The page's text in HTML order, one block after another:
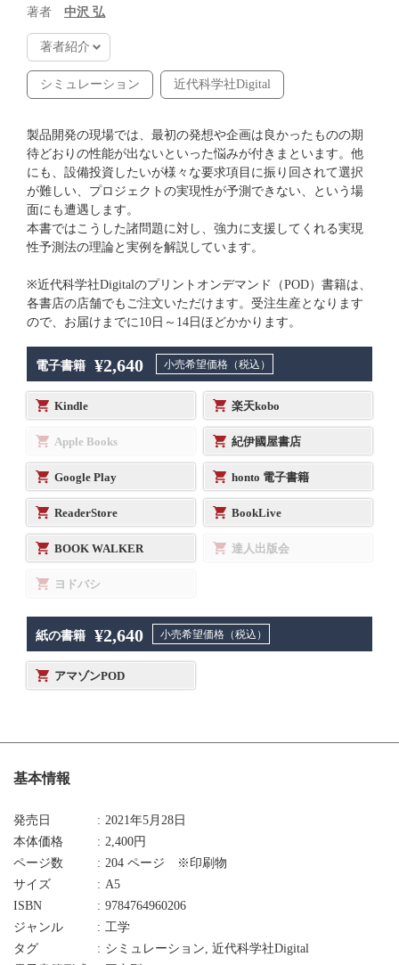
著者 中沢 弘
著者紹介
シミュレーション 近代科学社Digital
製品開発の現場では、最初の発想や企画は良かったものの期
待どおりの性能が出ないといった悩みが付きまといます。他
にも、設備投資したいが様々な要求項目に振り回されて選択
が難しい、プロジェクトの実現性が予測できない、という場
面にも遭遇します。
本書ではこうした諸問題に対し、強力に支援してくれる実現
性予測法の理論と実例を解説しています。
※近代科学社Digitalのプリントオンデマンド（POD）書籍は、
各書店の店舗でもご注文いただけます。受注生産となります
ので、お届けまでに10日～14日ほどかかります。
電子書籍 ¥2,640 小売希望価格（税込）
Kindle 楽天kobo
Apple Books 紀伊國屋書店
Google Play honto 電子書籍
ReaderStore BookLive
BOOK WALKER 達人出版会
ヨドバシ
紙の書籍 ¥2,640 小売希望価格（税込）
アマゾンPOD
基本情報
発売日
2021年5月28日
本体価格
2,400円
ページ数
204 ページ ※印刷物
サイズ
A5
ISBN
9784764960206
ジャンル
工学
タグ
シミュレーション, 近代科学社Digital